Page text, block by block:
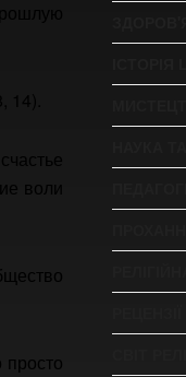
воли